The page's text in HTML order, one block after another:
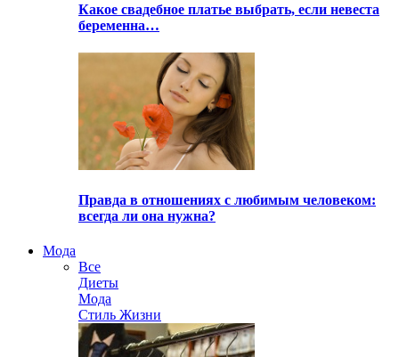
Какое свадебное платье выбрать, если невеста
беременна…
Правда в отношениях с любимым человеком:
всегда ли она нужна?
Мода
Все
Диеты
Мода
Стиль Жизни